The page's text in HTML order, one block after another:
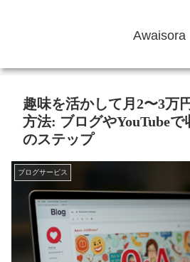
Awaisora
趣味を活かして月2〜3万
方法: ブログやYouTube
のステップ
ブログサービス